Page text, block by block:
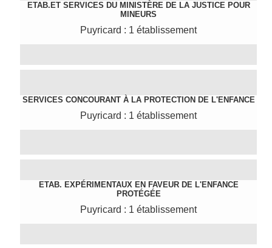
ETAB.ET SERVICES DU MINISTÈRE DE LA JUSTICE POUR
MINEURS
Puyricard : 1 établissement
SERVICES CONCOURANT À LA PROTECTION DE L'ENFANCE
Puyricard : 1 établissement
ETAB. EXPÉRIMENTAUX EN FAVEUR DE L'ENFANCE
PROTÉGÉE
Puyricard : 1 établissement